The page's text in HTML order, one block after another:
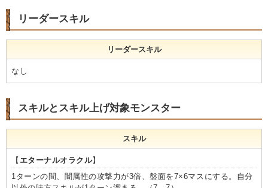
リーダースキル
リーダースキル
なし
スキルとスキル上げ対象モンスター
スキル
【 エターナルオラクル】
1ターンの間、闇属性の攻撃力が3倍、盤面を7×6マスにする。自分